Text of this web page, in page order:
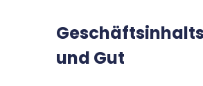
René Klein
Für-Gründer.de
und Gut